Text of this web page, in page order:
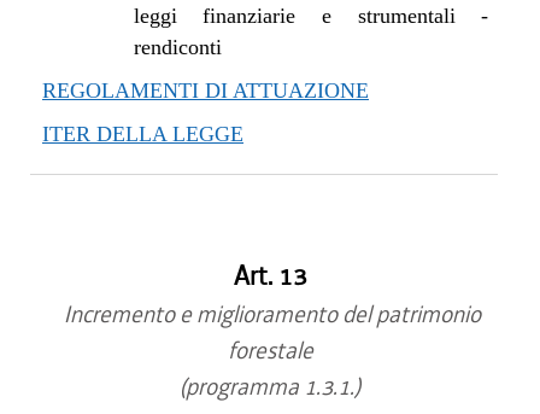
leggi finanziarie e strumentali -
rendiconti
REGOLAMENTI DI ATTUAZIONE
ITER DELLA LEGGE
Art. 13
Incremento e miglioramento del patrimonio
forestale
(programma 1.3.1.)